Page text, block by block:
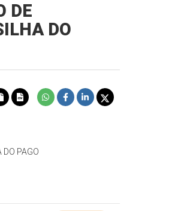
DE
DO
DO PAGO